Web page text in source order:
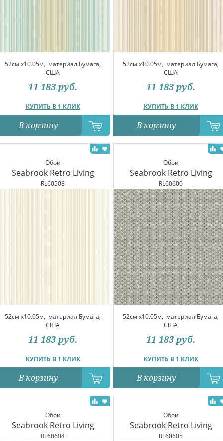
52см x10.05м, материал Бумага,
США
КУПИТЬ В 1 КЛИК
11 183 руб.
В корзину
52см x10.05м, материал Бумага,
США
КУПИТЬ В 1 КЛИК
11 183 руб.
В корзину
Обои
Seabrook Retro Living
RL60508
52см x10.05м, материал Бумага,
США
КУПИТЬ В 1 КЛИК
11 183 руб.
В корзину
Обои
Seabrook Retro Living
RL60600
52см x10.05м, материал Бумага,
США
КУПИТЬ В 1 КЛИК
11 183 руб.
В корзину
Обои
Seabrook Retro Living
RL60604
Обои
Seabrook Retro Living
RL60605